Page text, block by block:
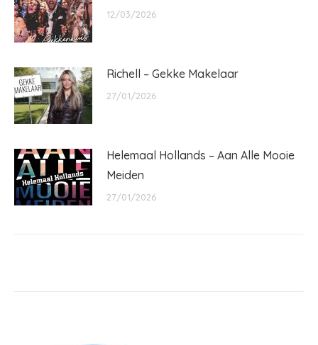
12/03/2026
Richell – Gekke Makelaar
27/01/2026
Helemaal Hollands – Aan Alle Mooie
Meiden
27/01/2026